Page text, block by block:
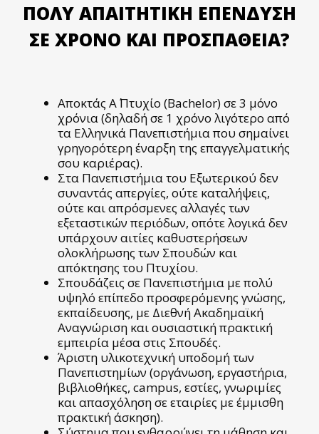
ΠΟΛΎ ΑΠΑΙΤΗΤΙΚΉ ΕΠΈΝΔΥΣΗ
ΣΕ ΧΡΌΝΟ ΚΑΙ ΠΡΟΣΠΆΘΕΙΑ?
Αποκτάς Α΄ Πτυχίο (Bachelor) σε 3 μόνο
χρόνια (δηλαδή σε 1 χρόνο λιγότερο από
τα Ελληνικά Πανεπιστήμια που σημαίνει
γρηγορότερη έναρξη της επαγγελματικής
σου καριέρας).
Στα Πανεπιστήμια του Εξωτερικού δεν
συναντάς απεργίες, ούτε καταλήψεις,
ούτε και απρόσμενες αλλαγές των
εξεταστικών περιόδων, οπότε λογικά δεν
υπάρχουν αιτίες καθυστερήσεων
ολοκλήρωσης των Σπουδών και
απόκτησης του Πτυχίου.
Σπουδάζεις σε Πανεπιστήμια με πολύ
υψηλό επίπεδο προσφερόμενης γνώσης,
εκπαίδευσης, με Διεθνή Ακαδημαϊκή
Αναγνώριση και ουσιαστική πρακτική
εμπειρία μέσα στις Σπουδές.
Άριστη υλικοτεχνική υποδομή των
Πανεπιστημίων (οργάνωση, εργαστήρια,
βιβλιοθήκες, campus, εστίες, γνωριμίες
και απασχόληση σε εταιρίες με έμμισθη
πρακτική άσκηση).